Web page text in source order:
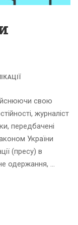
свою
журналіст
передбачені
України
(пресу) в
одержання, …